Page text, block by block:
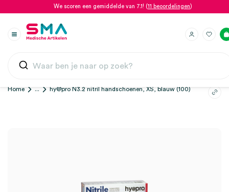
We scoren een gemiddelde van 7.1! (11 beoordelingen)
Home ... hy@pro N3.2 nitril handschoenen, XS, blauw (100)